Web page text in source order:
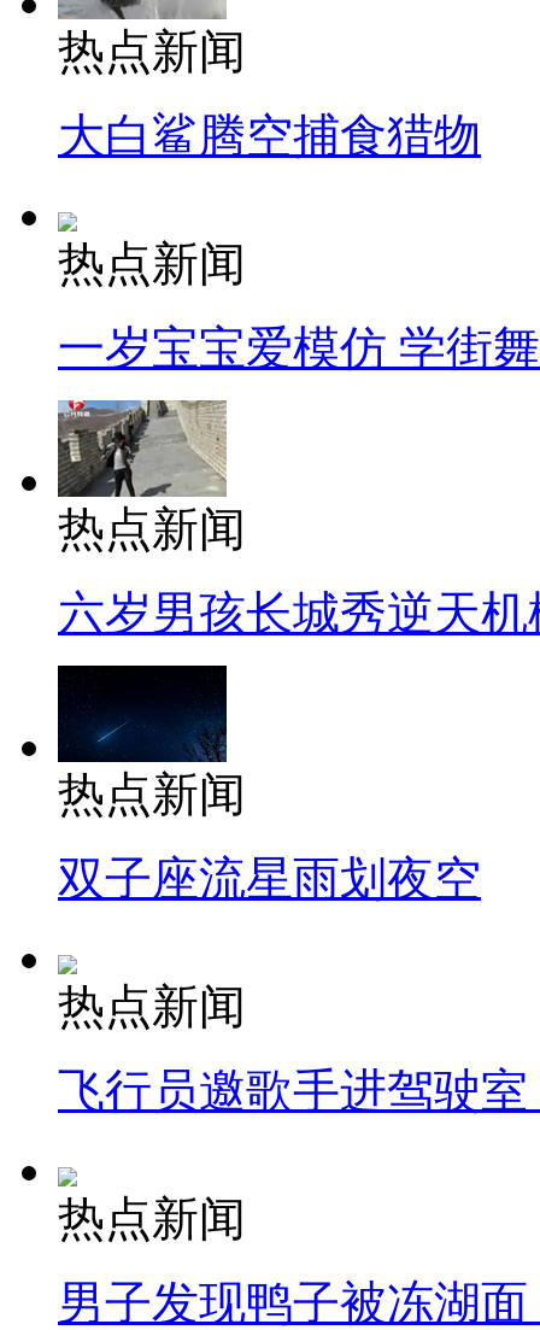
热点新闻
大白鲨腾空捕食猎物
热点新闻
一岁宝宝爱模仿 学街
热点新闻
六岁男孩长城秀逆天机
热点新闻
双子座流星雨划夜空
热点新闻
飞行员邀歌手进驾驶
热点新闻
男子发现鸭子被冻湖